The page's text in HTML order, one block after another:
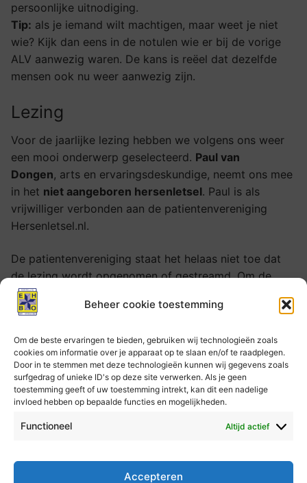
Beheer cookie toestemming
Om de beste ervaringen te bieden, gebruiken wij technologieën zoals
cookies om informatie over je apparaat op te slaan en/of te raadplegen.
Door in te stemmen met deze technologieën kunnen wij gegevens zoals
surfgedrag of unieke ID's op deze site verwerken. Als je geen
toestemming geeft of uw toestemming intrekt, kan dit een nadelige
invloed hebben op bepaalde functies en mogelijkheden.
Functioneel Altijd actief
Accepteren
persoonlijke uitnodiging.
Tip: als je iemand wilt machtigen, maar weet je niet
wie? Kijk dan eens in de notulen wie er bij de vorige
ALV aanwezig waren. De kans is reëel dat dezelfde
mensen ook nu weer aanwezig zijn.
Lezing
Voor de jaarlijke lezing hebben we volgens ons weer
een mooi onderwerp geselecteerd. Paul van
Dongen, arts en ervaringsdeskundige, neemt ons mee
in het niet aangeboren hersenletsel. Paul is als
vrijwilliger verbonden aan de patientenvereniging
Hersenletsel.nl.
De patientenvereniging staat het helaas niet toe dat
de lezing wordt opgenomen of gestreamd. Om de
lezing te volgen is het dus noodzakelijk om fysiek
aanwezig te zijn.
Samen met Paul zullen wij bespreken of de lezing aan
het begin, het einde of ergens tijdens de ALV zal
worden gegeven.
Bericht
VORIGE
bericht:
vertrouwenscontactpersoon
VOLGENDE
bericht:
EHBO